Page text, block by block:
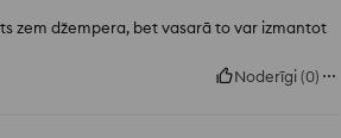
zem džempera, bet vasarā to var izmantot
Noderīgi(0)